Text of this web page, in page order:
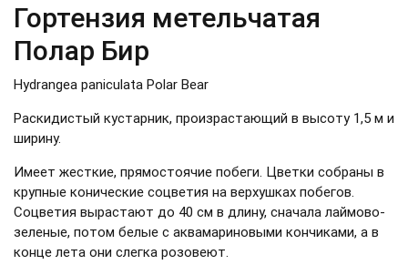
Гортензия метельчатая
Полар Бир
Hydrangea paniculata Polar Bear
Раскидистый кустарник, произрастающий в высоту 1,5 м и
ширину.
Имеет жесткие, прямостоячие побеги. Цветки собраны в
крупные конические соцветия на верхушках побегов.
Соцветия вырастают до 40 см в длину, сначала лаймово-
зеленые, потом белые с аквамариновыми кончиками, а в
конце лета они слегка розовеют.